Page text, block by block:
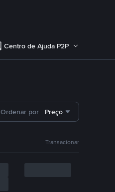
Centro de Ajuda P2P
Ordenar por Preço
Transacionar